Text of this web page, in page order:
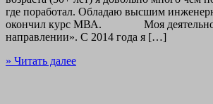
где поработал. Обладаю высшим
окончил курс МВА. Моя
направлении». С 2014 года я […]
» Читать далее